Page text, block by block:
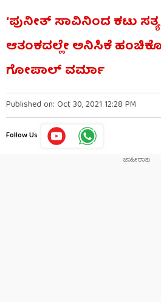
‘ಪುನೀತ್​ ಸಾವಿನಿಂದ ಕಟು
ಆತಂಕದಲ್ಲೇ ಅನಿಸಿಕೆ
ಗೋಪಾಲ್​ ವರ್ಮಾ
Published on: Oct 30, 2021 12:28 PM
Follow Us